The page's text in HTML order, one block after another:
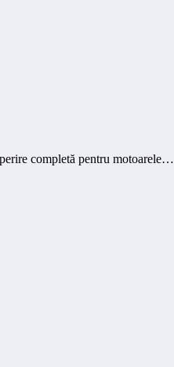
completă pentru motoarele…